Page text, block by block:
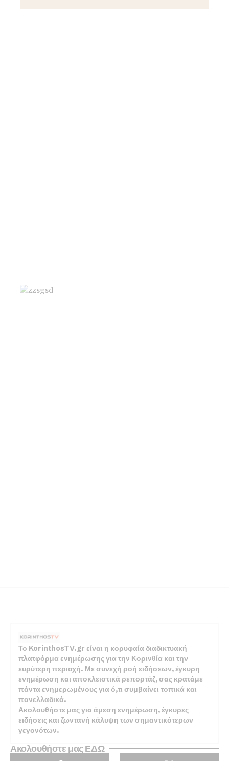
Το KorinthosTV.gr είναι η κορυφαία διαδικτυακή
πλατφόρμα ενημέρωσης για την Κορινθία και την
ευρύτερη περιοχή. Με συνεχή ροή ειδήσεων, έγκυρη
ενημέρωση και αποκλειστικά ρεπορτάζ, σας κρατάμε
πάντα ενημερωμένους για ό,τι συμβαίνει τοπικά και
πανελλαδικά.
Ακολουθήστε μας για άμεση ενημέρωση, έγκυρες
ειδήσεις και ζωντανή κάλυψη των σημαντικότερων
γεγονότων.
Ακολουθήστε μας ΕΔΩ